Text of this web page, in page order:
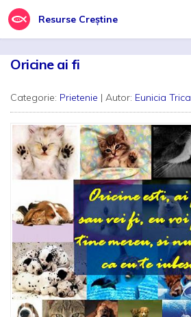
Resurse Creștine
Oricine ai fi
Categorie: Prietenie | Autor: Eunicia Trica